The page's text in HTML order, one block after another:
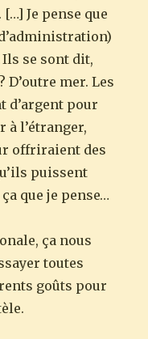
Je pense que
se sont dit,
D’outre mer. Les
d’argent pour
à l’étranger,
offriraient des
puissent
que je pense…
ça nous
toutes
goûts pour